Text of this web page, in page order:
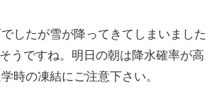
したが雪が降ってきてしまいました
うですね。明日の朝は降水確率が高
時の凍結にご注意下さい。